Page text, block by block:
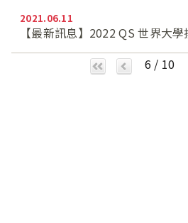
2021.06.11
【最新訊息】2022 QS 世界大
6 / 10